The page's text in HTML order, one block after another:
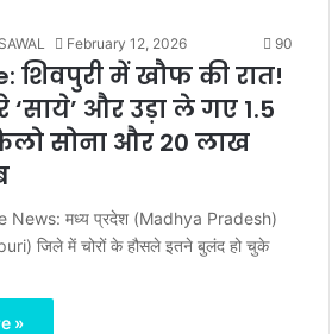
February 12, 2026 90
शिवपुरी में खौफ की रात!
और उड़ा ले गए 1.5
सोना और 20 लाख
News: मध्य प्रदेश (Madhya Pradesh)
जिले में चोरों के हौसले इतने बुलंद हो चुके
»